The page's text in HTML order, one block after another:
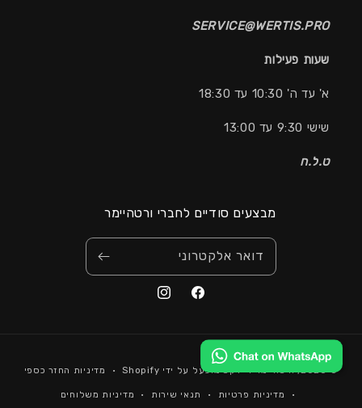
SERVICE@WERTIS.PRO
שעות פעילות
א' עד ה' 10:30 עד 18:30
שישי 9:30 עד 13:00
ט.ל.ח
מבצעים סודיים לחברי ורטהיימר
דואר אלקטרוני
תשלום
© 2026, מופעל על ידי Shopify מדיניות החזר כספי
מדיניות פרטיות תנאי שירות מדיניות משלוחים